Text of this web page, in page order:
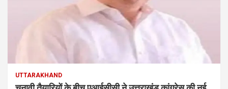
UTTARAKHAND